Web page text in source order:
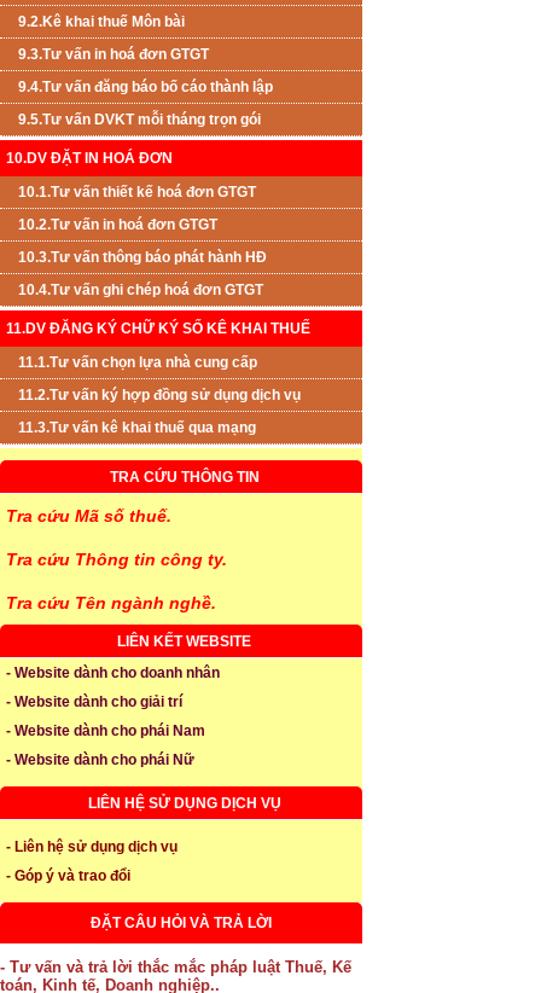
9.2.Kê khai thuế Môn bài
9.3.Tư vấn in hoá đơn GTGT
9.4.Tư vấn đăng báo bố cáo thành lập
9.5.Tư vấn DVKT mỗi tháng trọn gói
10.DV ĐẶT IN HOÁ ĐƠN
10.1.Tư vấn thiết kế hoá đơn GTGT
10.2.Tư vấn in hoá đơn GTGT
10.3.Tư vấn thông báo phát hành HĐ
10.4.Tư vấn ghi chép hoá đơn GTGT
11.DV ĐĂNG KÝ CHỮ KÝ SỐ KÊ KHAI THUẾ
11.1.Tư vấn chọn lựa nhà cung cấp
11.2.Tư vấn ký hợp đồng sử dụng dịch vụ
11.3.Tư vấn kê khai thuế qua mạng
TRA CỨU THÔNG TIN
Tra cứu Mã số thuế.
Tra cứu Thông tin công ty.
Tra cứu Tên ngành nghề.
LIÊN KẾT WEBSITE
- Website dành cho doanh nhân
- Website dành cho giải trí
- Website dành cho phái Nam
- Website dành cho phái Nữ
LIÊN HỆ SỬ DỤNG DỊCH VỤ
- Liên hệ sử dụng dịch vụ
- Góp ý và trao đổi
ĐẶT CÂU HỎI VÀ TRẢ LỜI
- Tư vấn và trả lời thắc mắc pháp luật Thuế, Kế
toán, Kinh tế, Doanh nghiệp..